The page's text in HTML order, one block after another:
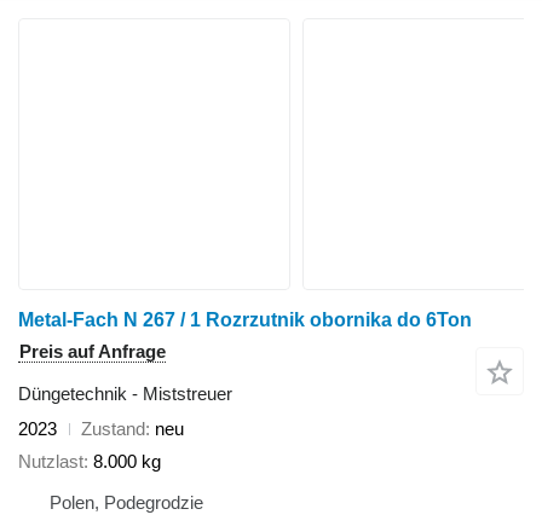
Metal-Fach N 267 / 1 Rozrzutnik obornika do 6Ton
Preis auf Anfrage
Düngetechnik - Miststreuer
2023
Zustand neu
Nutzlast 8.000 kg
Polen, Podegrodzie